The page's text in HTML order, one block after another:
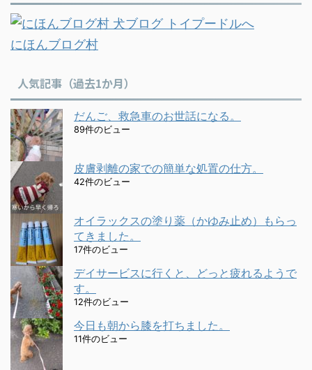
にほんブログ村
人気記事（過去1か月）
だんご、救急車のお世話になる。
89件のビュー
皮膚剥離の家での簡単な処置の仕方。
42件のビュー
オイラックスの塗り薬（かゆみ止め）もらっ
てきました。
17件のビュー
デイサービスに行くと、どっと疲れるようで
す。
12件のビュー
今日も朝から膝を打ちました。
11件のビュー